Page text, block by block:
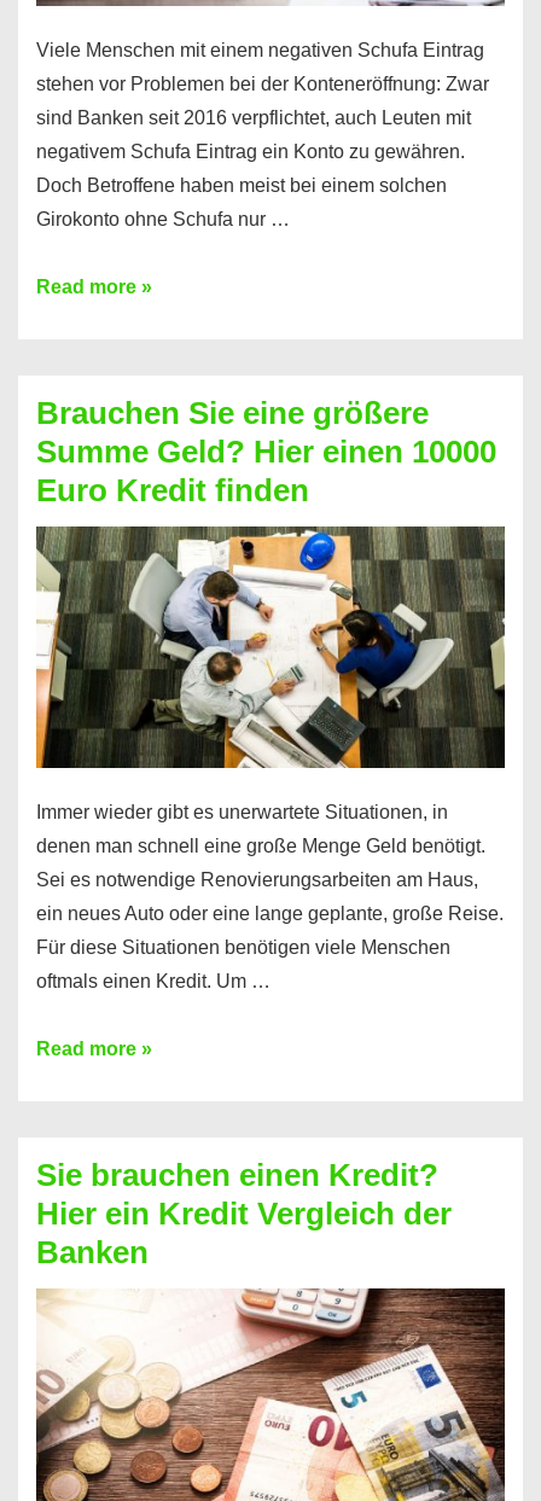
Viele Menschen mit einem negativen Schufa Eintrag
stehen vor Problemen bei der Konteneröffnung: Zwar
sind Banken seit 2016 verpflichtet, auch Leuten mit
negativem Schufa Eintrag ein Konto zu gewähren.
Doch Betroffene haben meist bei einem solchen
Girokonto ohne Schufa nur …
Günstiges
Geht
das
überhaupt?
Na
klar!
Read more »
Brauchen Sie eine größere
Summe Geld? Hier einen 10000
Euro Kredit finden
Immer wieder gibt es unerwartete Situationen, in
denen man schnell eine große Menge Geld benötigt.
Sei es notwendige Renovierungsarbeiten am Haus,
ein neues Auto oder eine lange geplante, große Reise.
Für diese Situationen benötigen viele Menschen
oftmals einen Kredit. Um …
Brauchen
Summe
Geld?
Hier
einen
10000
Euro
Kredit
finden
Read more »
Sie brauchen einen Kredit?
Hier ein Kredit Vergleich der
Banken